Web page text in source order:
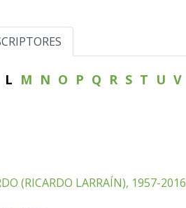
L M N O P Q R S T U V
(RICARDO LARRAÍN), 1957-2016